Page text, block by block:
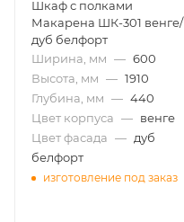
Шкаф с полками
Макарена ШК-301 венге/
дуб белфорт
Ширина, мм — 600
Высота, мм — 1910
Глубина, мм — 440
Цвет корпуса — венге
Цвет фасада — дуб
белфорт
изготовление под заказ